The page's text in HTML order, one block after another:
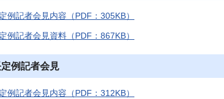
例記者会見内容（PDF：305KB）
例記者会見資料（PDF：867KB）
例記者会見
例記者会見内容（PDF：312KB）